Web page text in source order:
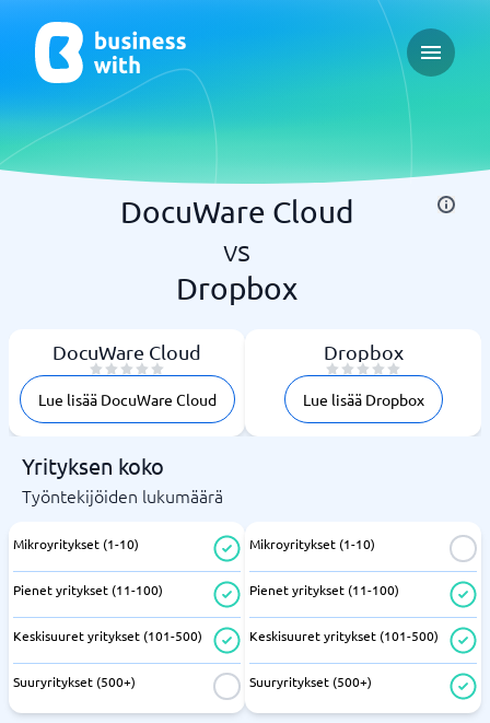
Open
DocuWare Cloud
vs
Dropbox
DocuWare Cloud
Lue lisää DocuWare Cloud
Dropbox
Lue lisää Dropbox
Yrityksen koko
Työntekijöiden lukumäärä
Mikroyritykset (1-10)
Pienet yritykset (11-100)
Keskisuuret yritykset (101-500)
Suuryritykset (500+)
Mikroyritykset (1-10)
Pienet yritykset (11-100)
Keskisuuret yritykset (101-500)
Suuryritykset (500+)